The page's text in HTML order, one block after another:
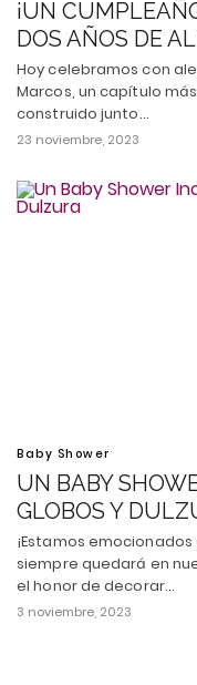
¡UN
DOS AÑOS DE
Hoy celebramos con
Marcos, un capítulo
construido junto…
23 noviembre, 2023
Baby Shower
UN BABY
GLOBOS Y
¡Estamos
siempre quedará en
el honor de decorar…
3 noviembre, 2023